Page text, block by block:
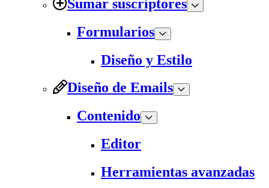
Sumar suscriptores
Formularios
Diseño y Estilo
Diseño de Emails
Contenido
Editor
Herramientas avanzadas